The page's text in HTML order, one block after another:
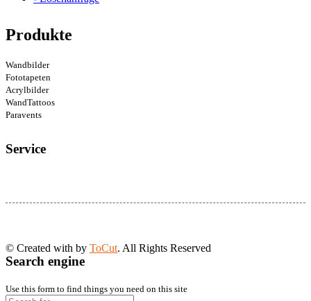
Produkte
Wandbilder
Fototapeten
Acrylbilder
WandTattoos
Paravents
Service
© Created with by ToCut. All Rights Reserved
Search engine
Use this form to find things you need on this site